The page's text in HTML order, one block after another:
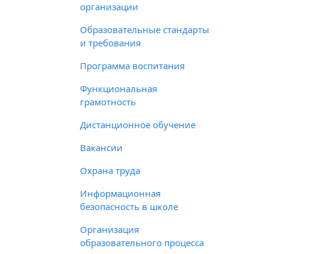
организации
Образовательные стандарты
и требования
Программа воспитания
Функциональная
грамотность
Дистанционное обучение
Вакансии
Охрана труда
Информационная
безопасность в школе
Организация
образовательного процесса